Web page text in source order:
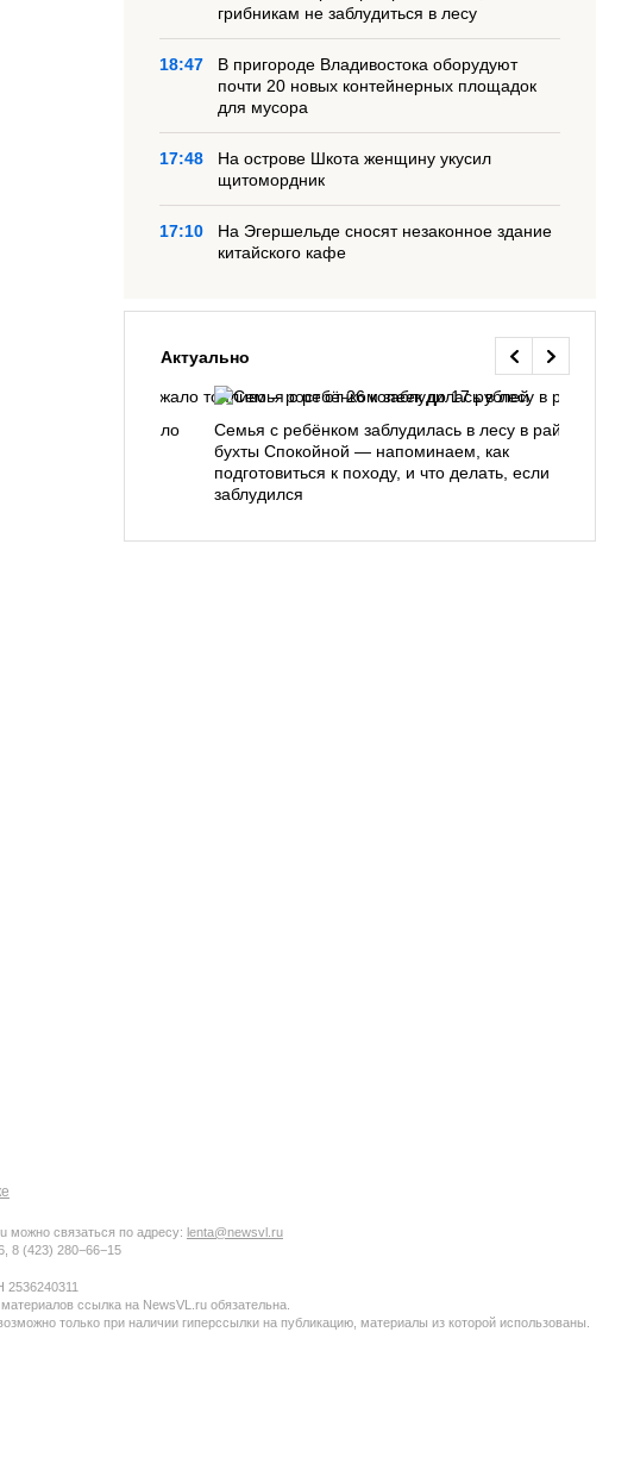
грибникам не заблудиться в лесу
18:47
В пригороде Владивостока оборудуют
почти 20 новых контейнерных площадок
для мусора
17:48
На острове Шкота женщину укусил
щитомордник
17:10
На Эгершельде сносят незаконное здание
китайского кафе
Актуально
снова подорожало
Семья с ребёнком заблудилась в лесу в районе
бухты Спокойной — напоминаем, как
подготовиться к походу, и что делать, если
заблудился
можно связаться по адресу: lenta@newsvl.ru
8 (423) 280−66−15
ссылка на NewsVL.ru обязательна.
только при наличии гиперссылки на публикацию, материалы из которой использованы.